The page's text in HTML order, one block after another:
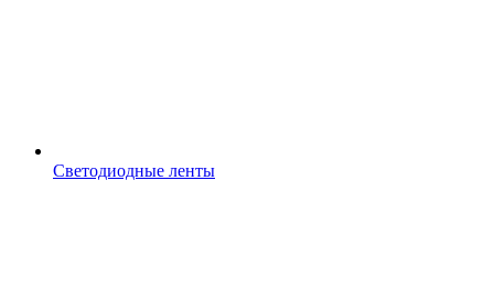
Светодиодные ленты